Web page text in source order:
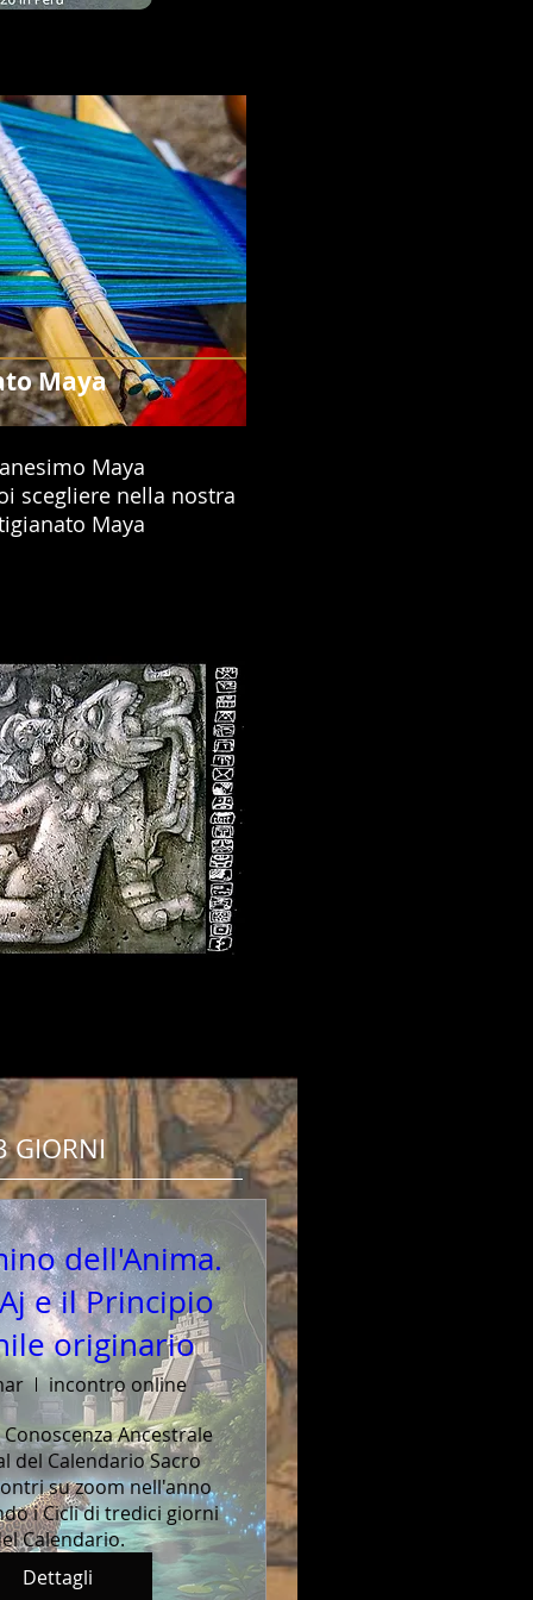
Maya
Maya
scegliere nella nostra
Maya
GIORNI
secondo il
Il Calendario Cholq'ij come Codice
della Vita.
dell'Anima.
e il Principio
originario
incontro online
Ancestrale
del Calendario Sacro
su zoom nell'anno
i Cicli di tredici giorni
Calendario.
Dettagli